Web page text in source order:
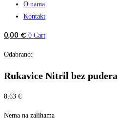
O nama
Kontakt
0,00 € 0 Cart
Odabrano:
Rukavice Nitril bez
8,63 €
Nema na zalihama